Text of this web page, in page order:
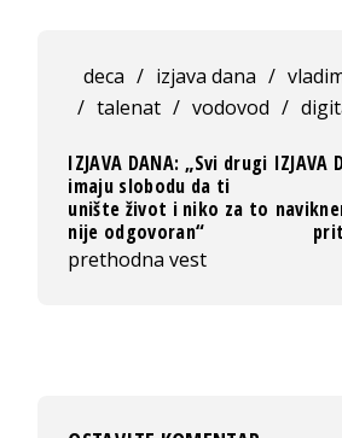
deca / izjava dana /
/ talenat / vodovod /
IZJAVA DANA: „Svi drugi
imaju slobodu da ti
unište život i niko za to
nije odgovoran“
prethodna vest
IZJAVA